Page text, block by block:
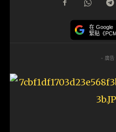
在 Google
緊貼《
- 廣告